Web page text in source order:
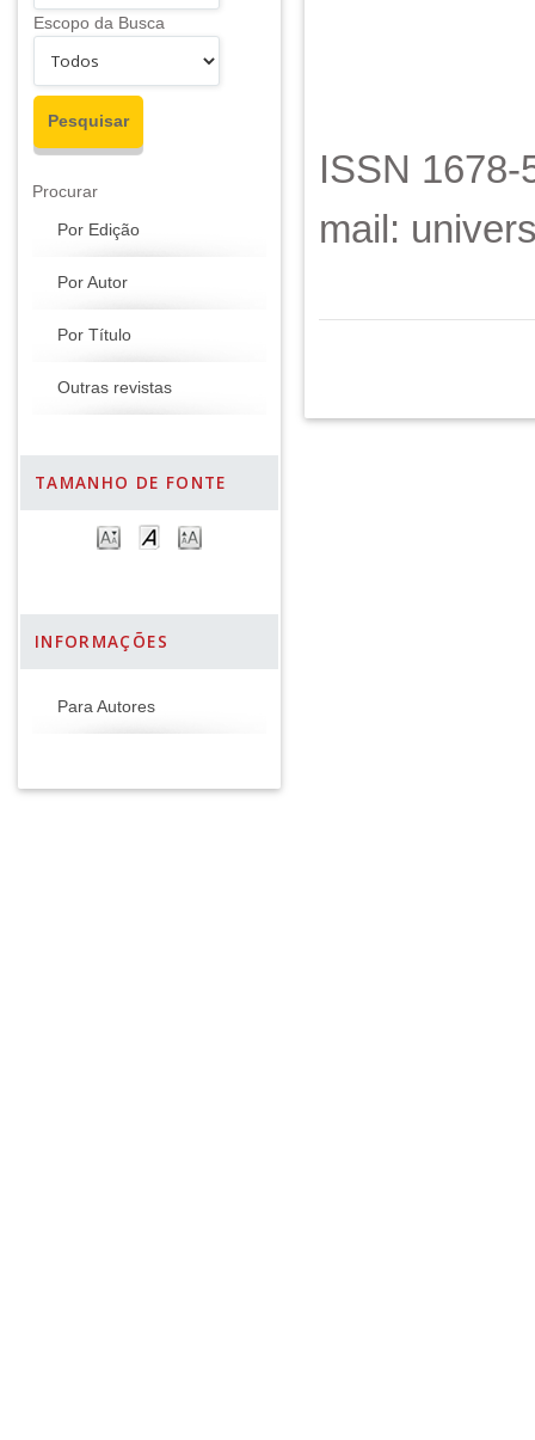
Escopo da Busca
Procurar
Por Edição
Por Autor
Por Título
Outras revistas
TAMANHO DE FONTE
INFORMAÇÕES
Para Autores
ISSN
mail: